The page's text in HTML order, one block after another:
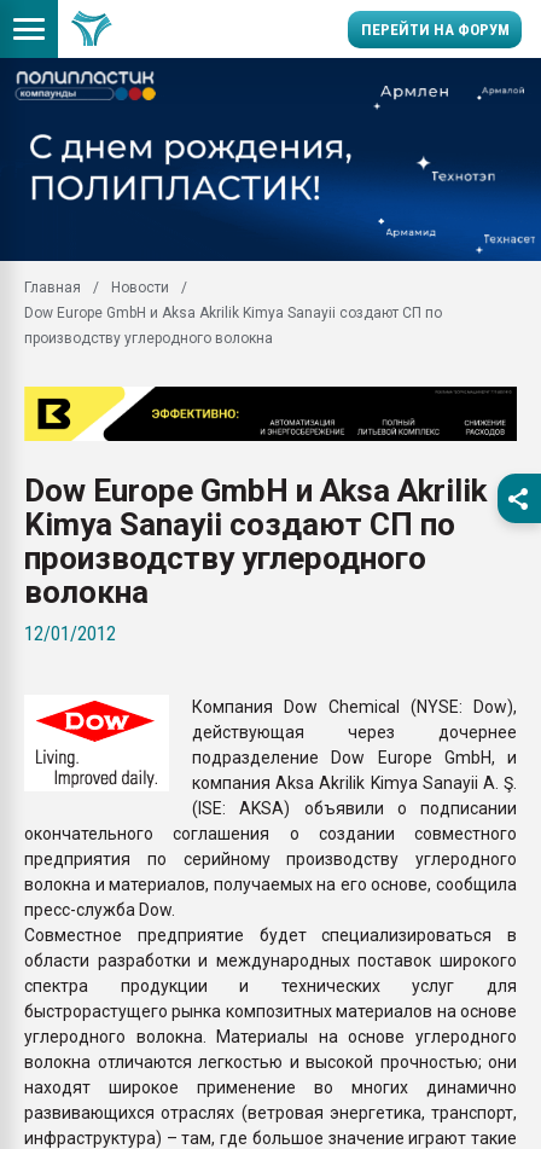
ПЕРЕЙТИ НА ФОРУМ
заводу пластмасс"
28.07.2026
первый план в
28.07.2026
ситуацией на
Всё, что касается
Главная
Новости
Dow Europe GmbH и Aksa Akrilik Kimya Sanayii создают СП по
производству углеродного волокна
Dow Europe GmbH и Aksa Akrilik
Kimya Sanayii создают СП по
производству углеродного
волокна
12/01/2012
Компания Dow Chemical (NYSE: Dow),
действующая через дочернее
подразделение Dow Europe GmbH, и
компания Aksa Akrilik Kimya Sanayii A. Ş.
(ISE: AKSA) объявили о подписании
окончательного соглашения о создании совместного
предприятия по серийному производству углеродного
волокна и материалов, получаемых на его основе, сообщила
пресс-служба Dow.
Совместное предприятие будет специализироваться в
области разработки и международных поставок широкого
спектра продукции и технических услуг для
быстрорастущего рынка композитных материалов на основе
углеродного волокна. Материалы на основе углеродного
волокна отличаются легкостью и высокой прочностью; они
находят широкое применение во многих динамично
развивающихся отраслях (ветровая энергетика, транспорт,
инфраструктура) – там, где большое значение играют такие